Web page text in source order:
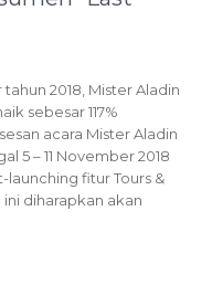
tahun 2018, Mister Aladin
sebesar 117%
acara Mister Aladin
5 – 11 November 2018
launching fitur Tours &
diharapkan akan